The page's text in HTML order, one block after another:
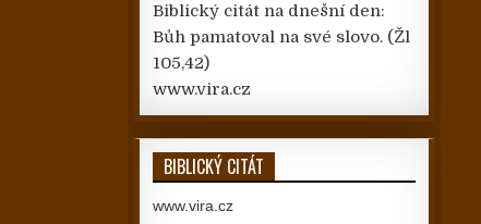
Biblický citát na dnešní den:
Bůh pamatoval na své slovo. (Žl
105,42)
www.vira.cz
BIBLICKÝ CITÁT
www.vira.cz